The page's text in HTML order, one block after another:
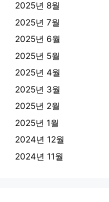
2025년 8월
2025년 7월
2025년 6월
2025년 5월
2025년 4월
2025년 3월
2025년 2월
2025년 1월
2024년 12월
2024년 11월